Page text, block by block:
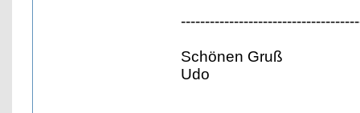
Schönen Gruß
Udo